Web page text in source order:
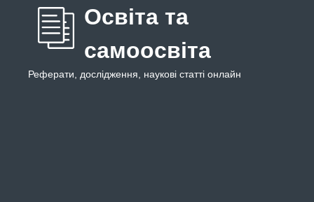
Освіта та
самоосвіта
Реферати, дослідження, наукові статті онлайн